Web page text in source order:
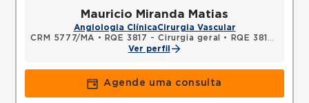
Mauricio Miranda Matias
Angiologia ClínicaCirurgia Vascular
CRM 5777/MA • RQE 3817 - Cirurgia geral •
RQE 3818 - Cirurgia vascular
Ver perfil
Agende uma consulta